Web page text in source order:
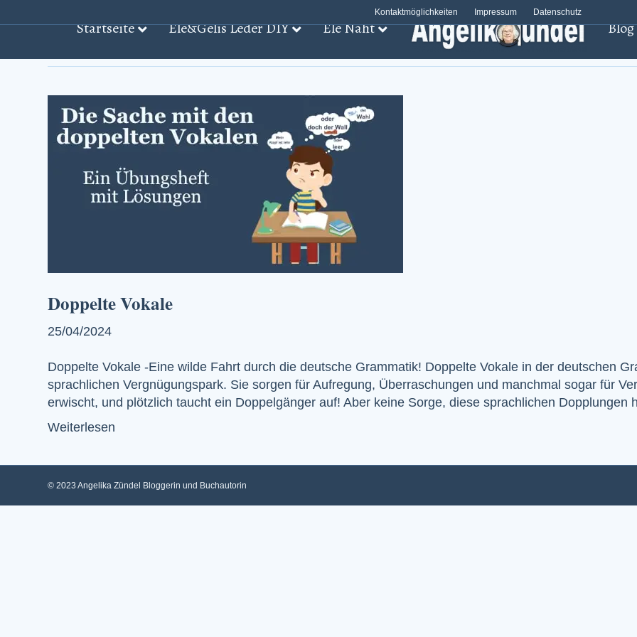
Kontaktmöglichkeiten Impressum Datenschutz
Startseite Ele&Gelis Leder DIY Ele Näht Blog
Doppelte Vokale
25/04/2024
Doppelte Vokale -Eine wilde Fahrt durch die deutsche Grammatik! Doppelte Vokale in der deutschen
sprachlichen Vergnügungspark. Sie sorgen für Aufregung, Überraschungen und manchmal sogar für
erwischt, und plötzlich taucht ein Doppelgänger auf! Aber keine Sorge, diese sprachlichen Dopplungen
Weiterlesen
© 2023 Angelika Zündel Bloggerin und Buchautorin